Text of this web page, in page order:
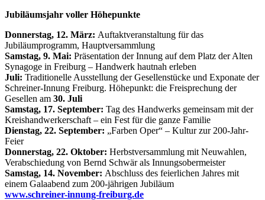
Jubiläumsjahr voller Höhepunkte
Donnerstag, 12. März: Auftaktveranstaltung für das
Jubiläumprogramm, Hauptversammlung
Samstag, 9. Mai: Präsentation der Innung auf dem Platz der Alten
Synagoge in Freiburg – Handwerk hautnah erleben
Juli: Traditionelle Ausstellung der Gesellenstücke und Exponate der
Schreiner-Innung Freiburg. Höhepunkt: die Freisprechung der
Gesellen am 30. Juli
Samstag, 17. September: Tag des Handwerks gemeinsam mit der
Kreishandwerkerschaft – ein Fest für die ganze Familie
Dienstag, 22. September: „Farben Oper“ – Kultur zur 200-Jahr-
Feier
Donnerstag, 22. Oktober: Herbstversammlung mit Neuwahlen,
Verabschiedung von Bernd Schwär als Innungsobermeister
Samstag, 14. November: Abschluss des feierlichen Jahres mit
einem Galaabend zum 200-jährigen Jubiläum
www.schreiner-innung-freiburg.de